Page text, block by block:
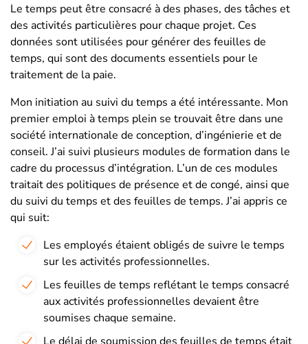
Le temps peut être consacré à des phases, des tâches et
des activités particulières pour chaque projet. Ces
données sont utilisées pour générer des feuilles de
temps, qui sont des documents essentiels pour le
traitement de la paie.
Mon initiation au suivi du temps a été intéressante. Mon
premier emploi à temps plein se trouvait être dans une
société internationale de conception, d’ingénierie et de
conseil. J’ai suivi plusieurs modules de formation dans le
cadre du processus d’intégration. L’un de ces modules
traitait des politiques de présence et de congé, ainsi que
du suivi du temps et des feuilles de temps. J’ai appris ce
qui suit:
Les employés étaient obligés de suivre le temps
sur les activités professionnelles.
Les feuilles de temps reflétant le temps consacré
aux activités professionnelles devaient être
soumises chaque semaine.
Le délai de soumission des feuilles de temps était